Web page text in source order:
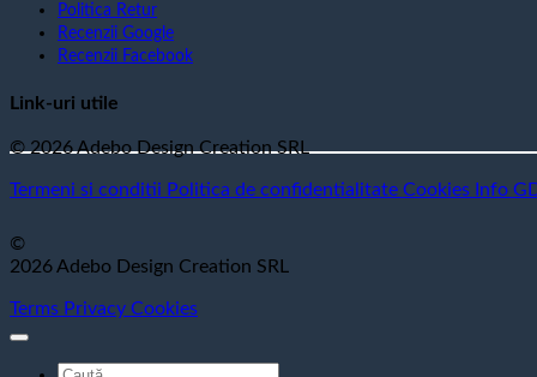
Politica Retur
Recenzii Google
Recenzii Facebook
Link-uri utile
© 2026 Adebo Design Creation SRL
Termeni si conditii Politica de confidentialitate Cookies Info
©
2026 Adebo Design Creation SRL
Terms Privacy Cookies
Caută